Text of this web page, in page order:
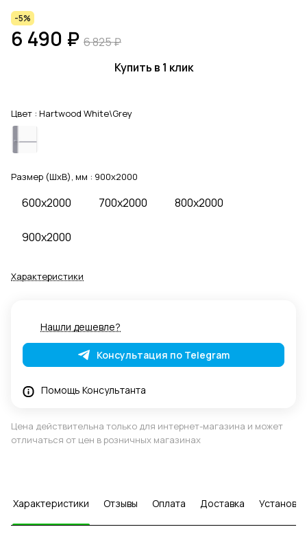
-5%
6 490 ₽ 6 825 ₽
Купить в 1 клик
Цвет : Hartwood White\Grey
Размер (ШхВ), мм : 900x2000
600x2000 700x2000 800x2000
900x2000
Характеристики
Нашли дешевле?
Консультация по Telegram
Помощь Консультанта
Цена действительна только для интернет-магазина и может
отличаться от цен в розничных магазинах
Характеристики Отзывы Оплата Доставка Установка